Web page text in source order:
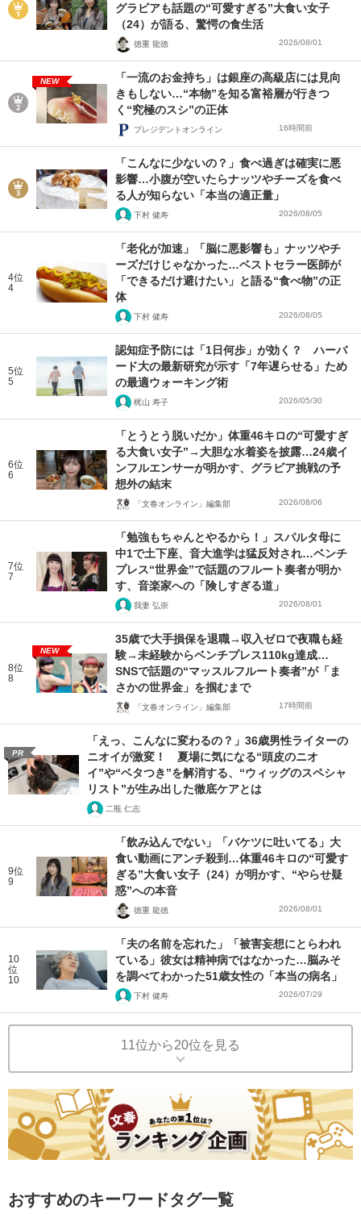
グラビアも話題の“可愛すぎる”大食い女子
（24）が語る、驚愕の食生活
徳重 龍徳 2026/08/01
NEW
「一流のお金持ち」は銀座の高級店には見向
きもしない…“本物”を知る富裕層が行きつ
く“究極のスシ”の正体
プレジデントオンライン 16時間前
「こんなに少ないの？」食べ過ぎは確実に悪
影響…小腹が空いたらナッツやチーズを食べ
る人が知らない「本当の適正量」
下村 健寿 2026/08/05
4位
4
「老化が加速」「脳に悪影響も」ナッツやチ
ーズだけじゃなかった…ベストセラー医師が
「できるだけ避けたい」と語る“食べ物”の正
体
下村 健寿 2026/08/05
5位
5
認知症予防には「1日何歩」が効く？ ハーバ
ード大の最新研究が示す「7年遅らせる」ため
の最適ウォーキング術
梶山 寿子 2026/05/30
6位
6
「とうとう脱いだか」体重46キロの“可愛すぎ
る大食い女子”→大胆な水着姿を披露…24歳イ
ンフルエンサーが明かす、グラビア挑戦の予
想外の結末
「文春オンライン」編集部 2026/08/06
7位
7
「勉強もちゃんとやるから！」スパルタ母に
中1で土下座、音大進学は猛反対され…ベンチ
プレス“世界金”で話題のフルート奏者が明か
す、音楽家への「険しすぎる道」
我妻 弘崇 2026/08/01
8位
8
NEW
35歳で大手損保を退職→収入ゼロで夜職も経
験→未経験からベンチプレス110kg達成…
SNSで話題の“マッスルフルート奏者”が「ま
さかの世界金」を掴むまで
「文春オンライン」編集部 17時間前
PR
「えっ、こんなに変わるの？」36歳男性ライターの
ニオイが激変！ 夏場に気になる“頭皮のニオ
イ”や“ベタつき”を解消する、“ウィッグのスペシャ
リスト”が生み出した徹底ケアとは
二瓶 仁志
9位
9
「飲み込んでない」「バケツに吐いてる」大
食い動画にアンチ殺到…体重46キロの“可愛す
ぎる”大食い女子（24）が明かす、“やらせ疑
惑”への本音
徳重 龍徳 2026/08/01
10
位
10
「夫の名前を忘れた」「被害妄想にとらわれ
ている」彼女は精神病ではなかった…脳みそ
を調べてわかった51歳女性の「本当の病名」
下村 健寿 2026/07/29
11位から20位を見る
おすすめのキーワードタグ一覧